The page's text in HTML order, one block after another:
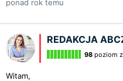
ponad rok temu
REDAKCJA
98 poziom
Witam,